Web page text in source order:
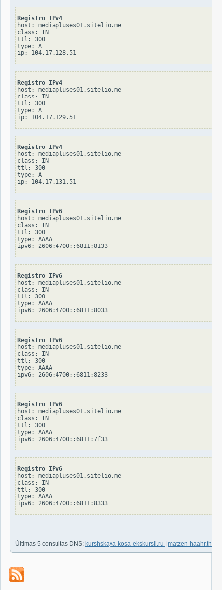
Registro IPv4
host: mediapluses01.sitelio.me
class: IN
ttl: 300
type: A
Registro IPv4
host: mediapluses01.sitelio.me
class: IN
ttl: 300
type: A
Registro IPv4
host: mediapluses01.sitelio.me
class: IN
ttl: 300
type: A
Registro IPv6
host: mediapluses01.sitelio.me
class: IN
ttl: 300
type: AAAA
Registro IPv6
host: mediapluses01.sitelio.me
class: IN
ttl: 300
type: AAAA
Registro IPv6
host: mediapluses01.sitelio.me
class: IN
ttl: 300
type: AAAA
Registro IPv6
host: mediapluses01.sitelio.me
class: IN
ttl: 300
type: AAAA
Registro IPv6
host: mediapluses01.sitelio.me
class: IN
ttl: 300
type: AAAA
Últimas 5 consultas DNS: kurshskaya-kosa-ekskursii.ru matzen-